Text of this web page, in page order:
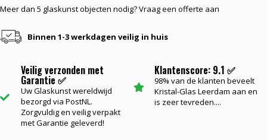
Meer dan 5 glaskunst objecten nodig? Vraag een offerte aan
Binnen 1-3 werkdagen veilig in huis
Veilig verzonden met
Garantie ✅
Uw Glaskunst wereldwijd
bezorgd via PostNL.
Zorgvuldig en veilig verpakt
met Garantie geleverd!
Klantenscore: 9.1 ✅
98% van de klanten beveelt
Kristal-Glas Leerdam aan en
is zeer tevreden....